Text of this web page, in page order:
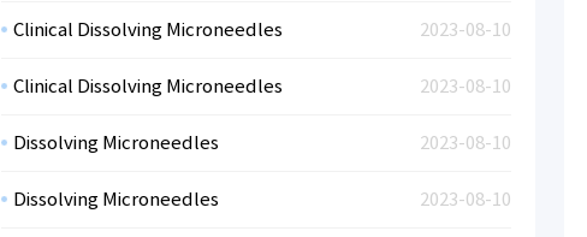
2023-08-10
Clinical Dissolving Microneedles
2023-08-10
Clinical Dissolving Microneedles
2023-08-10
Dissolving Microneedles
2023-08-10
Dissolving Microneedles